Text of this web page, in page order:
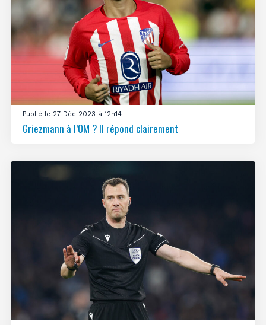
Publié le 27 Déc 2023 à 12h14
Griezmann à l’OM ? Il répond clairement